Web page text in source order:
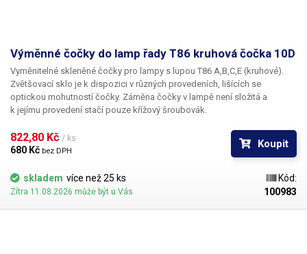
Výměnné čočky do lamp řady T86 kruhová čočka 10D
Vyměnitelné skleněné čočky pro lampy s lupou T86 A,B,C,E (kruhové).
Zvětšovací sklo je k dispozici v různých provedeních, lišících se
optickou mohutností čočky. Záměna čočky v lampě není složitá a
k jejímu provedení stačí pouze křížový šroubovák.
822,80 Kč / ks
680 Kč bez DPH
Koupit
skladem více než 25 ks
Zítra 11.08.2026 může být u Vás
Kód:
100983